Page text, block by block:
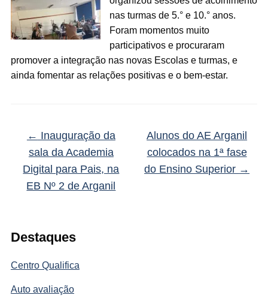
Destaques
Centro Qualifica
Auto avaliação
nas turmas de 5.°e 10.°anos.
Foram momentos muito
participativos e procuraram
promover a integração nas novas Escolas e turmas, e
ainda fomentar as relações positivas e o bem-estar.
← Inauguração da
sala da Academia
Digital para Pais, na
EB Nº 2 de Arganil
Alunos do AE Arganil
colocados na 1ª fase
do Ensino Superior →